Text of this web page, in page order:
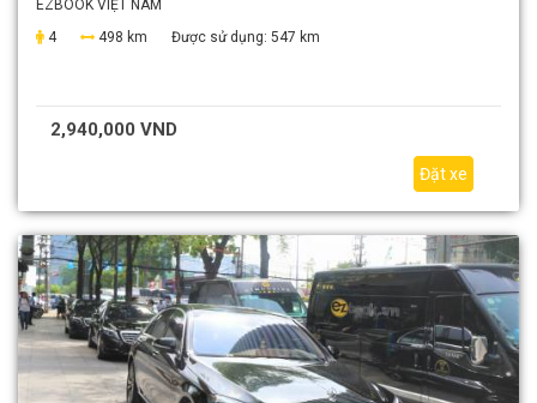
EZBOOK VIỆT NAM
4
498 km Được sử dụng: 547 km
2,940,000 VND
Đặt xe